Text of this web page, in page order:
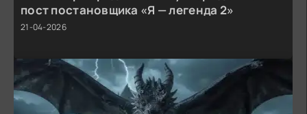
пост постановщика «Я — легенда 2»
21-04-2026